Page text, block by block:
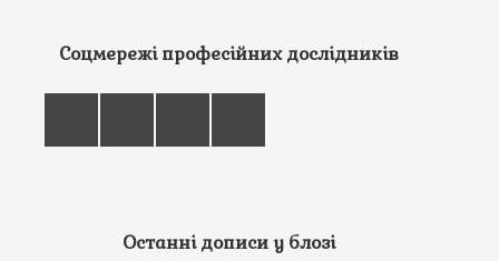
Соцмережі професійних дослідників
Останні дописи у блозі